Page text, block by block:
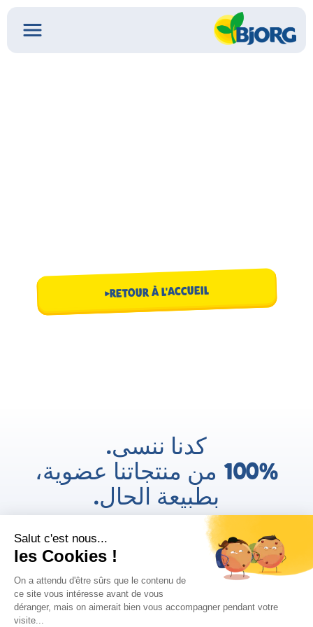
RETOUR À L'ACCUEIL
كدنا ننسى.
100% من منتجاتنا عضوية،
بطبيعة الحال.
AR